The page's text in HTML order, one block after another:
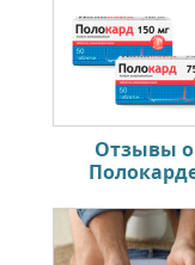
Отзывы о